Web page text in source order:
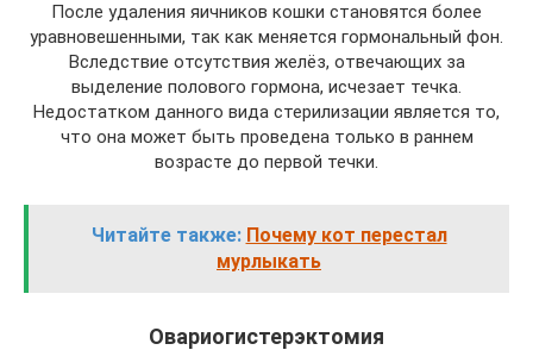
После удаления яичников кошки становятся более
уравновешенными, так как меняется гормональный фон.
Вследствие отсутствия желёз, отвечающих за
выделение полового гормона, исчезает течка.
Недостатком данного вида стерилизации является то,
что она может быть проведена только в раннем
возрасте до первой течки.
Читайте также: Почему кот перестал
мурлыкать
Овариогистерэктомия